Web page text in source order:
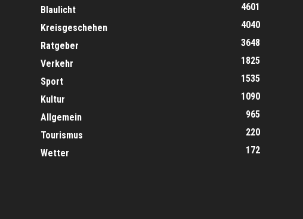
Blaulicht
4601
Kreisgeschehen
4040
Ratgeber
3648
Verkehr
1825
Sport
1535
Kultur
1090
Allgemein
965
Tourismus
220
Wetter
172